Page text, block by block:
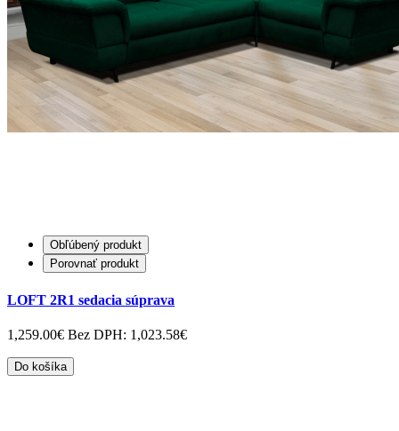
Obľúbený produkt
Porovnať produkt
LOFT 2R1 sedacia súprava
1,259.00€ Bez DPH: 1,023.58€
Do košíka